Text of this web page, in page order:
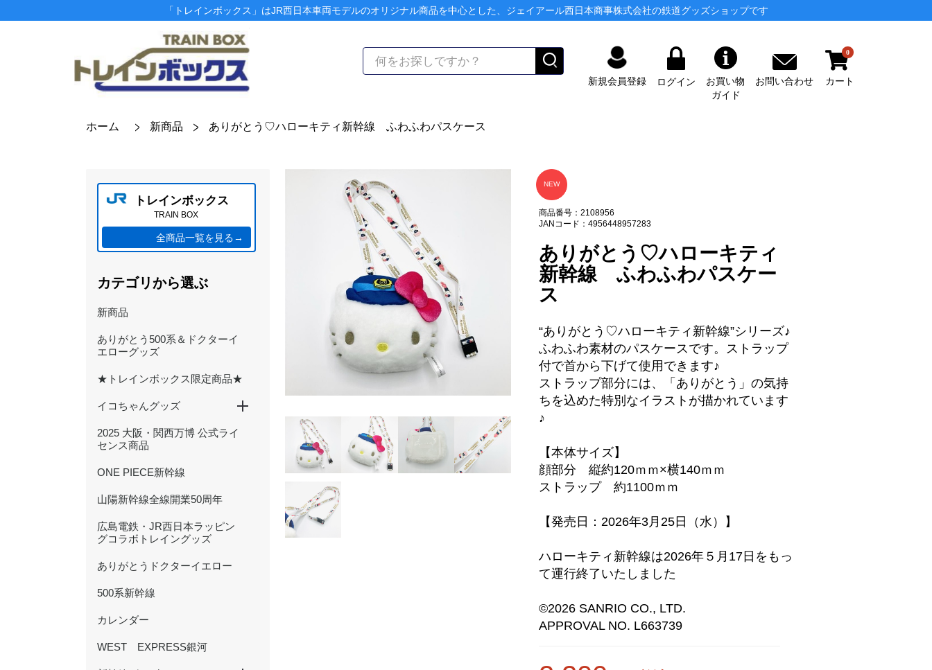
「トレインボックス」はJR西日本車両モデルのオリジナル商品を中心とした、ジェイアール西日本商事株式会社の鉄道グッズショップです
新規会員登録 ログイン
お買い物
ガイド
お問い合わせ
0
カート
ホーム 新商品 ありがとう♡ハローキティ新幹線 ふわふわパスケース
トレインボックス
TRAIN BOX
全商品一覧を見る→
カテゴリから選ぶ
新商品
ありがとう500系＆ドクターイ
エローグッズ
★トレインボックス限定商品★
イコちゃんグッズ
ICOCA20周年記念グッズ
ぬいぐるみ
文具
ハンカチ・タオル
キーホルダー・アクセサリー
雑貨・日用品
バッグ・ポーチ
2025 大阪・関西万博 公式ライ
センス商品
ONE PIECE新幹線
山陽新幹線全線開業50周年
広島電鉄・JR西日本ラッピン
グコラボトレイングッズ
ありがとうドクターイエロー
500系新幹線
カレンダー
WEST EXPRESS銀河
NEW
商品番号：2108956
JANコード：4956448957283
ありがとう♡ハローキティ
新幹線 ふわふわパスケー
ス
“ありがとう♡ハローキティ新幹線”シリーズ♪
ふわふわ素材のパスケースです。ストラップ
付で首から下げて使用できます♪
ストラップ部分には、「ありがとう」の気持
ちを込めた特別なイラストが描かれています
♪
【本体サイズ】
顔部分 縦約120ｍｍ×横140ｍｍ
ストラップ 約1100ｍｍ
【発売日：2026年3月25日（水）】
ハローキティ新幹線は2026年５月17日をもっ
て運行終了いたしました
©2026 SANRIO CO., LTD.
APPROVAL NO. L663739